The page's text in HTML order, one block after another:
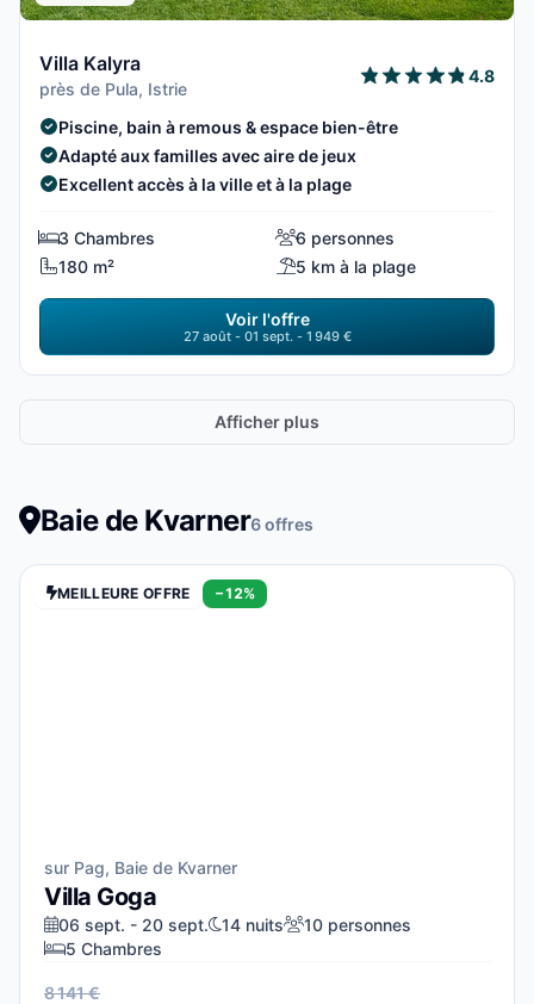
Villa Kalyra
près de Pula, Istrie
4.8
Piscine, bain à remous & espace bien-être
Adapté aux familles avec aire de jeux
Excellent accès à la ville et à la plage
3 Chambres
6 personnes
180 m²
5 km à la plage
Voir l'offre
27 août - 01 sept. - 1 949 €
Afficher plus
Baie de Kvarner6 offres
MEILLEURE OFFRE −12%
sur Pag, Baie de Kvarner
Villa Goga
06 sept. - 20 sept. 14 nuits
10 personnes
5 Chambres
8 141 €